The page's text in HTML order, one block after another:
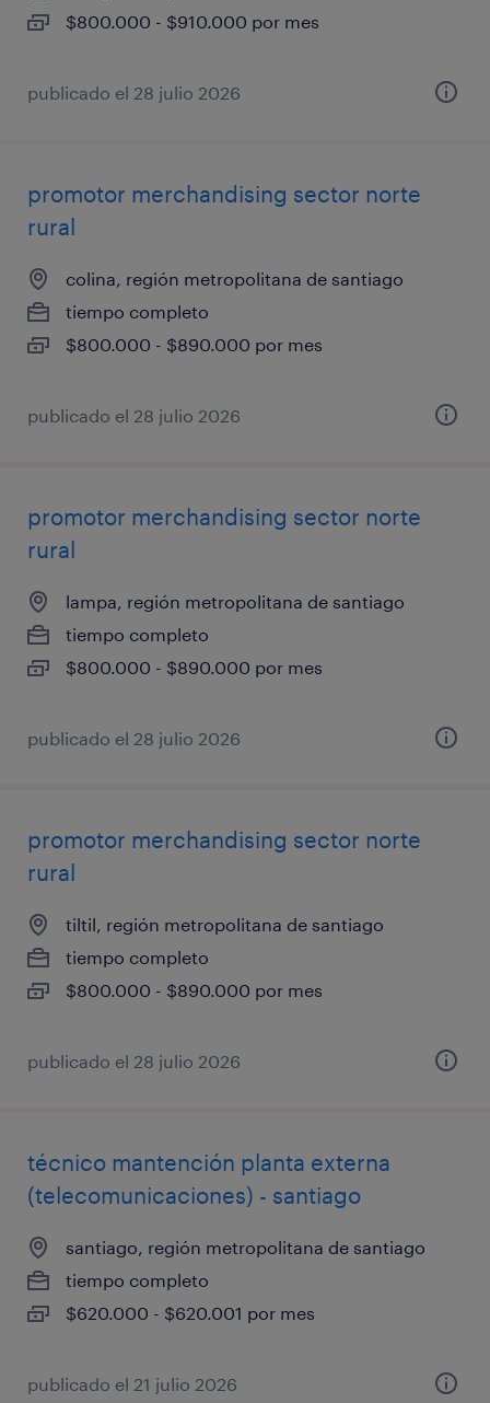
$800.000 - $910.000 por mes
publicado el 28 julio 2026
promotor merchandising sector norte
rural
colina, región metropolitana de santiago
tiempo completo
$800.000 - $890.000 por mes
publicado el 28 julio 2026
promotor merchandising sector norte
rural
lampa, región metropolitana de santiago
tiempo completo
$800.000 - $890.000 por mes
publicado el 28 julio 2026
promotor merchandising sector norte
rural
tiltil, región metropolitana de santiago
tiempo completo
$800.000 - $890.000 por mes
publicado el 28 julio 2026
técnico mantención planta externa
(telecomunicaciones) - santiago
santiago, región metropolitana de santiago
tiempo completo
$620.000 - $620.001 por mes
publicado el 21 julio 2026